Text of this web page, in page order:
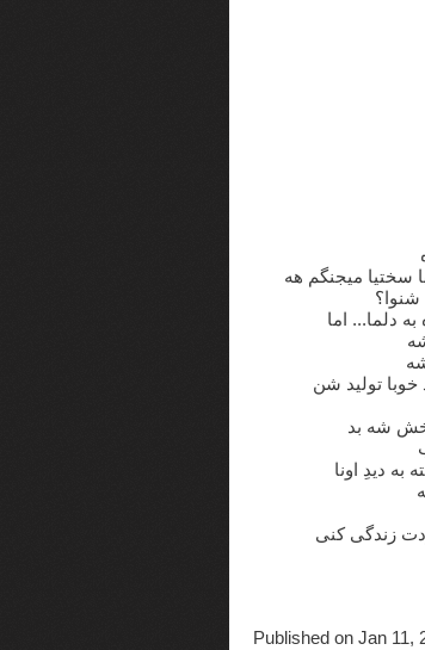
سختیا میجنگم هه
دلما... اما
تولید شن
شه بد
دیدِ اونا
زندگی کنی
Published on Jan 11,